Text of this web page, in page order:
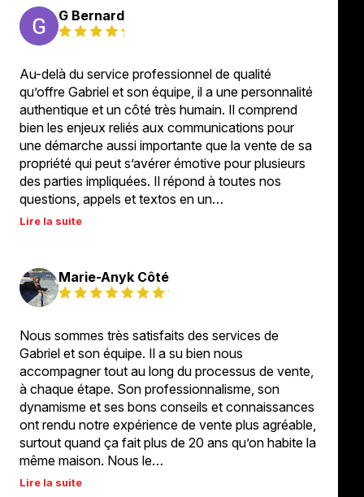
G Bernard
Au-delà du service professionnel de qualité
qu’offre Gabriel et son équipe, il a une personnalité
authentique et un côté très humain. Il comprend
bien les enjeux reliés aux communications pour
une démarche aussi importante que la vente de sa
propriété qui peut s’avérer émotive pour plusieurs
des parties impliquées. Il répond à toutes nos
questions, appels et textos en un…
Lire la suite
Marie-Anyk Côté
Nous sommes très satisfaits des services de
Gabriel et son équipe. Il a su bien nous
accompagner tout au long du processus de vente,
à chaque étape. Son professionnalisme, son
dynamisme et ses bons conseils et connaissances
ont rendu notre expérience de vente plus agréable,
surtout quand ça fait plus de 20 ans qu’on habite la
même maison. Nous le…
Lire la suite